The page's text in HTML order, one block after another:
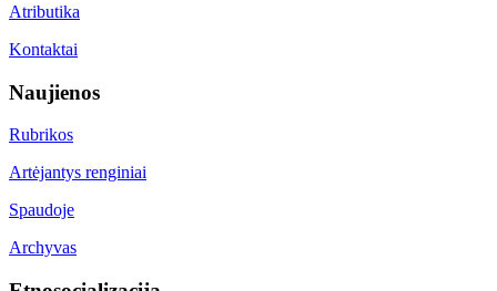
Atributika
Kontaktai
Naujienos
Rubrikos
Artėjantys renginiai
Spaudoje
Archyvas